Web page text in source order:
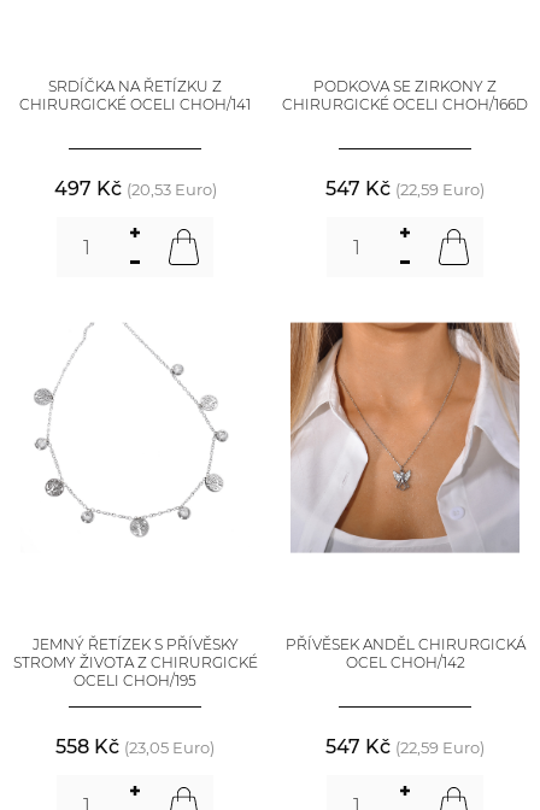
SRDÍČKA NA ŘETÍZKU Z
CHIRURGICKÉ OCELI CHOH/141
497 Kč (20,53 Euro)
PODKOVA SE ZIRKONY Z
CHIRURGICKÉ OCELI CHOH/166D
547 Kč (22,59 Euro)
JEMNÝ ŘETÍZEK S PŘÍVĚSKY
STROMY ŽIVOTA Z CHIRURGICKÉ
OCELI CHOH/195
558 Kč (23,05 Euro)
PŘÍVĚSEK ANDĚL CHIRURGICKÁ
OCEL CHOH/142
547 Kč (22,59 Euro)